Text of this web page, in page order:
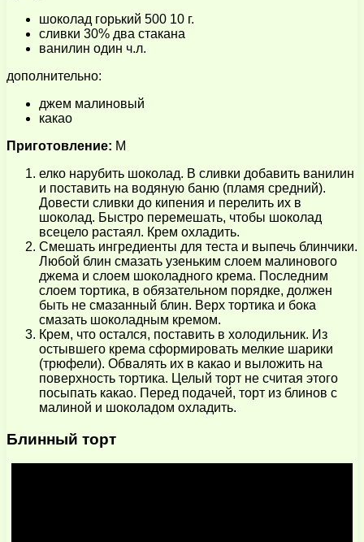
шоколад горький 500 10 г.
сливки 30% два стакана
ванилин один ч.л.
дополнительно:
джем малиновый
какао
Приготовление: М
елко нарубить шоколад. В сливки добавить ванилин
и поставить на водяную баню (пламя средний).
Довести сливки до кипения и перелить их в
шоколад. Быстро перемешать, чтобы шоколад
всецело растаял. Крем охладить.
Смешать ингредиенты для теста и выпечь блинчики.
Любой блин смазать узеньким слоем малинового
джема и слоем шоколадного крема. Последним
слоем тортика, в обязательном порядке, должен
быть не смазанный блин. Верх тортика и бока
смазать шоколадным кремом.
Крем, что остался, поставить в холодильник. Из
остывшего крема сформировать мелкие шарики
(трюфели). Обвалять их в какао и выложить на
поверхность тортика. Целый торт не считая этого
посыпать какао. Перед подачей, торт из блинов с
малиной и шоколадом охладить.
Блинный торт